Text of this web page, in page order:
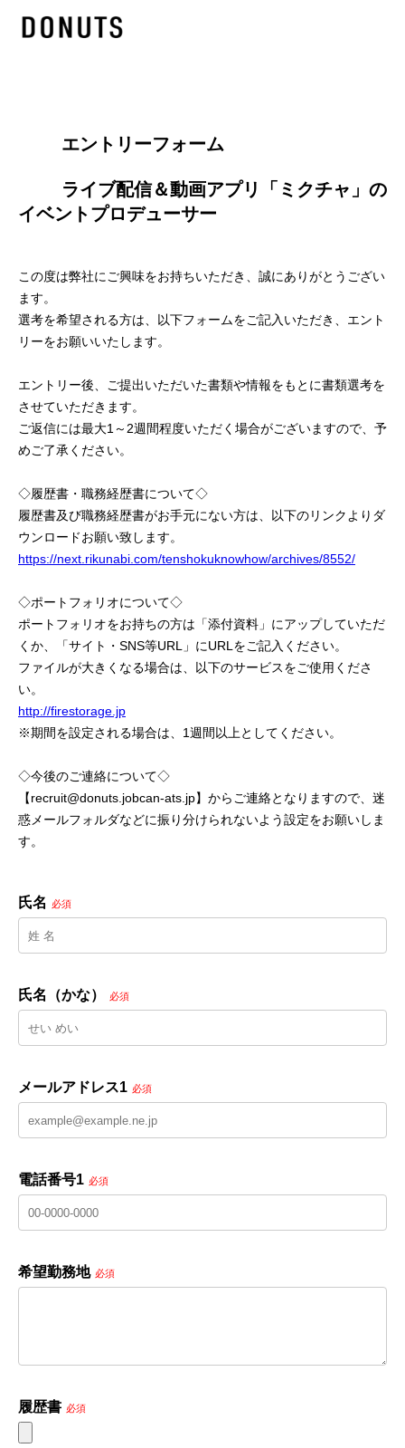
        エントリーフォーム
イベントプロデューサー
この度は弊社にご興味をお持ちいただき、誠にありがとうござい
ます。
選考を希望される方は、以下フォームをご記入いただき、エント
リーをお願いいたします。
エントリー後、ご提出いただいた書類や情報をもとに書類選考を
させていただきます。
ご返信には最大1～2週間程度いただく場合がございますので、予
めご了承ください。
◇履歴書・職務経歴書について◇
履歴書及び職務経歴書がお手元にない方は、以下のリンクよりダ
ウンロードお願い致します。
https://next.rikunabi.com/tenshokuknowhow/archives/8552/
◇ポートフォリオについて◇
ポートフォリオをお持ちの方は「添付資料」にアップしていただ
くか、「サイト・SNS等URL」にURLをご記入ください。
ファイルが大きくなる場合は、以下のサービスをご使用くださ
い。
http://firestorage.jp
※期間を設定される場合は、1週間以上としてください。
◇今後のご連絡について◇
【recruit@donuts.jobcan-ats.jp】からご連絡となりますので、迷
惑メールフォルダなどに振り分けられないよう設定をお願いしま
す。
氏名 必須
氏名（かな） 必須
メールアドレス1 必須
電話番号1 必須
希望勤務地 必須
履歴書 必須